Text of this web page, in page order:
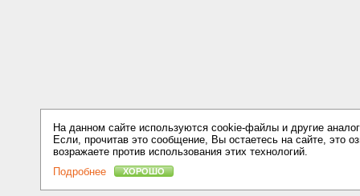
На данном сайте используются cookie-файлы и другие
Если, прочитав это сообщение, Вы остаетесь на сайте, это
возражаете против использования этих технологий.
Подробнее
ХОРОШО